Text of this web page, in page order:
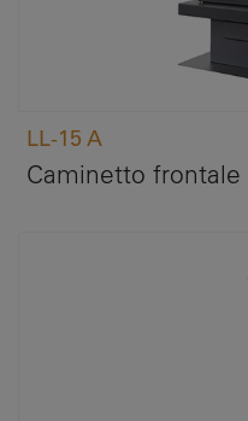
LL-15 A
Caminetto frontale